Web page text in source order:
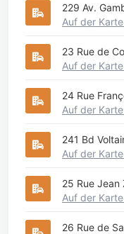
229 Av.
Auf der
23 Rue de
Auf der
24 Rue
Auf der
241 Bd
Auf der
25 Rue Jean
Auf der
26 Rue de